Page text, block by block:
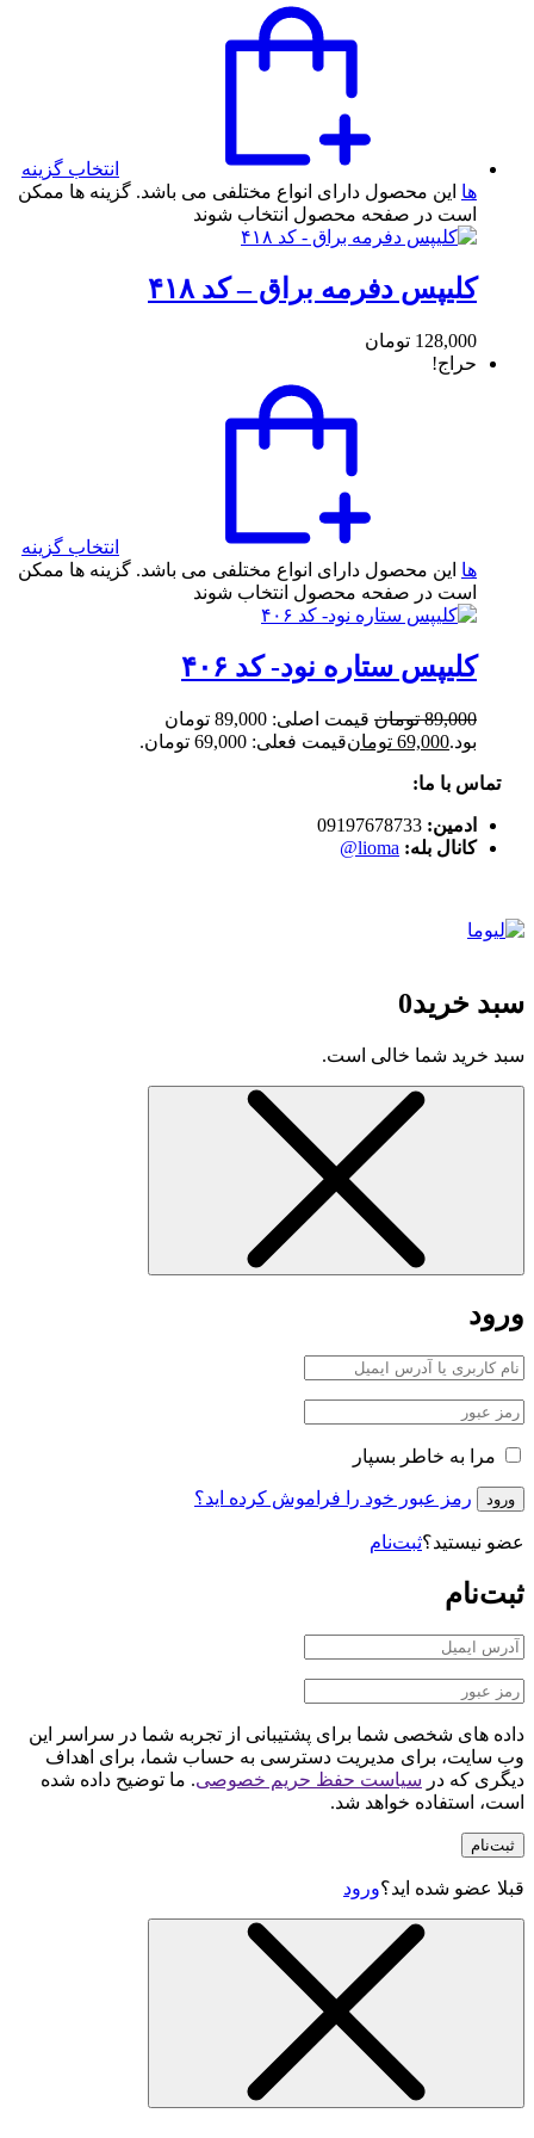
انتخاب گزینه
ها این محصول دارای انواع مختلفی می باشد. گزینه ها ممکن
است در صفحه محصول انتخاب شوند
کلیپس دفرمه براق – کد ۴۱۸
128,000 تومان
حراج!
انتخاب گزینه
ها این محصول دارای انواع مختلفی می باشد. گزینه ها ممکن
است در صفحه محصول انتخاب شوند
کلیپس ستاره نود- کد ۴۰۶
89,000 تومان
قیمت اصلی: 89,000 تومان
بود.69,000 تومانقیمت فعلی: 69,000 تومان.
تماس با ما:
ادمین:
کانال بله: lioma@
سبد خرید0
سبد خرید شما خالی است.
ورود
مرا به خاطر بسپار
ورود رمز عبور خود را فراموش کرده اید؟
عضو نیستید؟ثبت‌نام
ثبت‌نام
داده های شخصی شما برای پشتیبانی از تجربه شما در سراسر این
وب سایت، برای مدیریت دسترسی به حساب شما، برای اهداف
دیگری که در سیاست حفظ حریم خصوصی. ما توضیح داده شده
است، استفاده خواهد شد.
ثبت‌نام
قبلا عضو شده اید؟ورود